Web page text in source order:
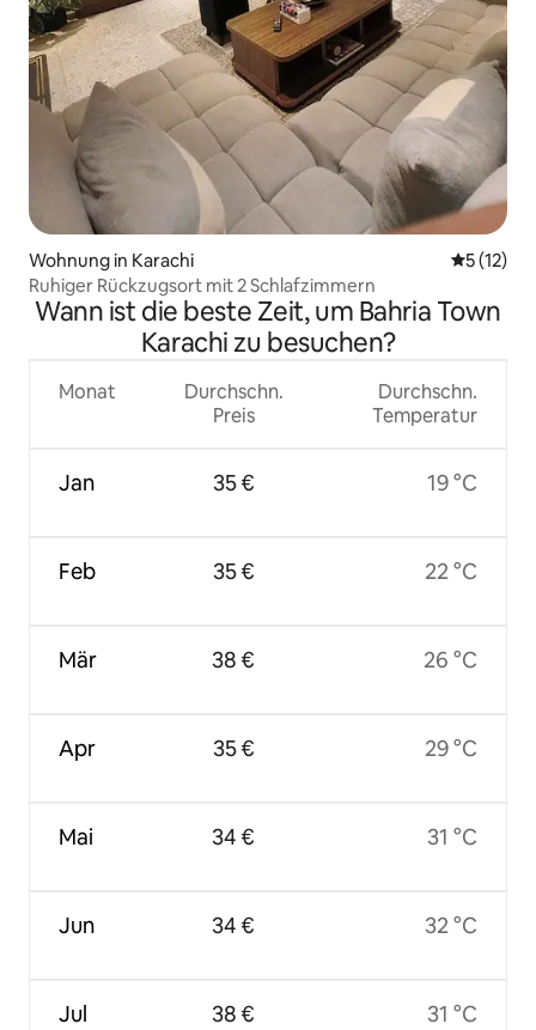
Wohnung in Karachi
5 (12)
Ruhiger Rückzugsort mit 2 Schlafzimmern
Wann ist die beste Zeit, um Bahria Town
Karachi zu besuchen?
Monat
Jan
Feb
Mär
Apr
Mai
Jun
Jul
Durchschn.
Preis
35 €
35 €
38 €
35 €
34 €
34 €
38 €
Durchschn.
Temperatur
19 °C
22 °C
26 °C
29 °C
31 °C
32 °C
31 °C